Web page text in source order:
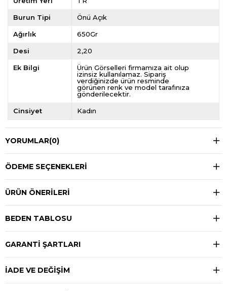
Burun Tipi Önü Açık
Ağırlık 650Gr
Desi 2,20
Ek Bilgi
Ürün Görselleri firmamıza ait olup
izinsiz kullanılamaz. Sipariş
verdiğinizde ürün resminde
görünen renk ve model tarafınıza
gönderilecektir.
Cinsiyet Kadın
YORUMLAR(0)
ÖDEME SEÇENEKLERI
ÜRÜN ÖNERILERI
BEDEN TABLOSU
GARANTİ ŞARTLARI
İADE VE DEĞİŞİM